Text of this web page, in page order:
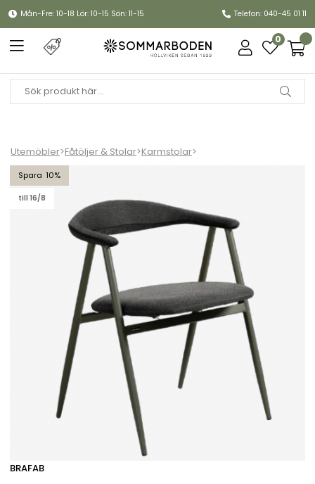
Mån-Fre: 10-18 Lör: 10-15 Sön: 11-15 Telefon: 040-45 01 11
0
Utemöbler>Fåtöljer & Stolar>Karmstolar>
10
till 16/8
Boi karmstol - nordic green/black barley
BRAFAB